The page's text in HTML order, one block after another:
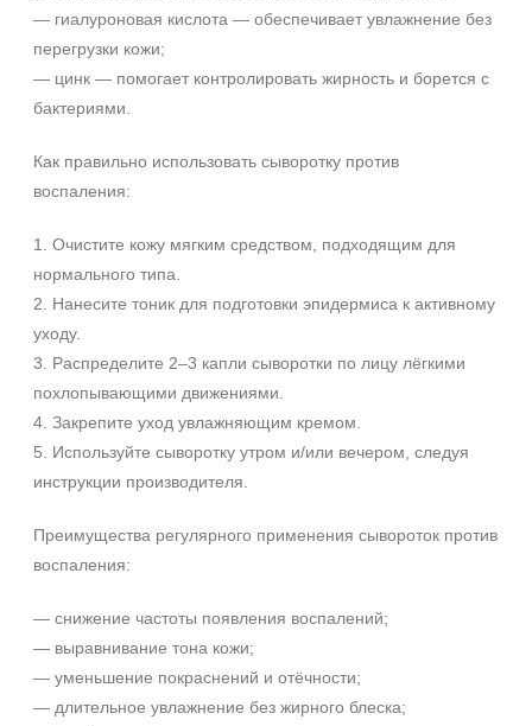
— гиалуроновая кислота — обеспечивает увлажнение без
перегрузки кожи;
— цинк — помогает контролировать жирность и борется с
бактериями.
Как правильно использовать сыворотку против
воспаления:
1. Очистите кожу мягким средством, подходящим для
нормального типа.
2. Нанесите тоник для подготовки эпидермиса к активному
уходу.
3. Распределите 2–3 капли сыворотки по лицу лёгкими
похлопывающими движениями.
4. Закрепите уход увлажняющим кремом.
5. Используйте сыворотку утром и/или вечером, следуя
инструкции производителя.
Преимущества регулярного применения сывороток против
воспаления:
— снижение частоты появления воспалений;
— выравнивание тона кожи;
— уменьшение покраснений и отёчности;
— длительное увлажнение без жирного блеска;